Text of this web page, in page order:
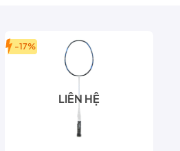
-17%
LIÊN HỆ